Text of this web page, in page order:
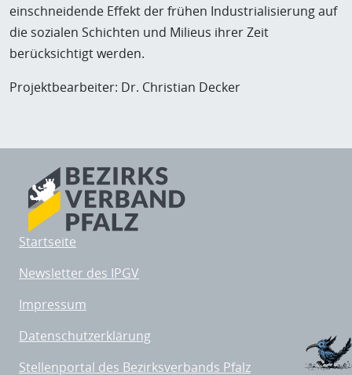
einschneidende Effekt der frühen Industrialisierung auf
die sozialen Schichten und Milieus ihrer Zeit
berücksichtigt werden.
Projektbearbeiter: Dr. Christian Decker
Startseite
Newsletter des IPGV
Impressum
Datenschutzerklärung
Stellenportal des Bezirksverbands Pfalz